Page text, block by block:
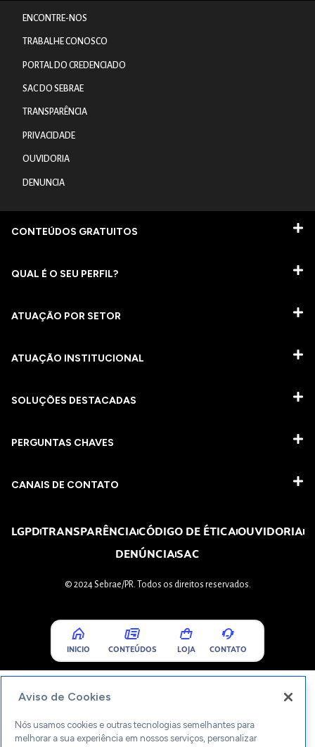
ENCONTRE-NOS
TRABALHE CONOSCO
PORTAL DO CREDENCIADO
SAC DO SEBRAE
TRANSPARÊNCIA
PRIVACIDADE
OUVIDORIA
DENUNCIA
CONTEÚDOS GRATUITOS
QUAL É O SEU PERFIL?
ATUAÇÃO POR SETOR
ATUAÇÃO INSTITUCIONAL
SOLUÇÕES DESTACADAS
PERGUNTAS CHAVES​
CANAIS DE CONTATO
LGPDTRANSPARÊNCIACÓDIGO DE ÉTICAOUVIDORIA
DENÚNCIASAC
© 2024 Sebrae/PR. Todos os direitos reservados.
INICIO CONTEÚDOS LOJA CONTATO
Aviso de Cookies
Nós usamos cookies e outras tecnologias semelhantes para
melhorar a sua experiência em nossos serviços, personalizar